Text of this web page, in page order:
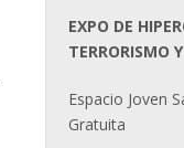
EXPO DE
TERRORISMO
Espacio Joven
Gratuita